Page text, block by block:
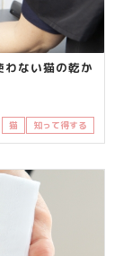
ない猫の乾か
猫 知って得する